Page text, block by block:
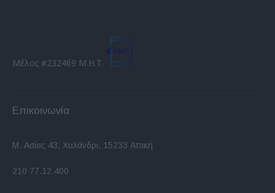
Μέλος #232469 Μ.Η.Τ.
Επικοινωνία
Μ. Ασίας 43, Χαλάνδρι, 15233 Αττική
210 77.12.400